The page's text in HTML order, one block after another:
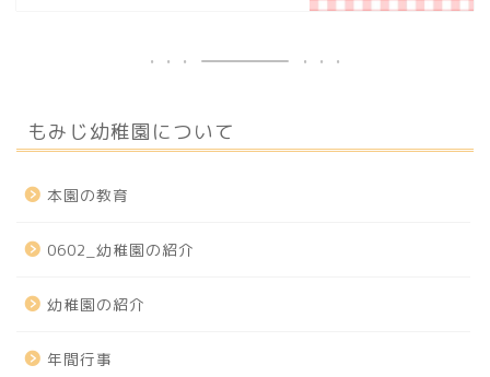
もみじ幼稚園について
本園の教育
0602_幼稚園の紹介
幼稚園の紹介
年間行事